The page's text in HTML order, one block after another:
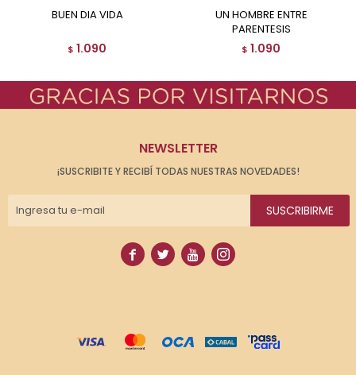
BUEN DIA VIDA
$ 1.090
UN HOMBRE ENTRE
PARENTESIS
$ 1.090
NEWSLETTER
¡SUSCRIBITE Y RECIBÍ TODAS NUESTRAS NOVEDADES!
SUSCRIBIRME
   